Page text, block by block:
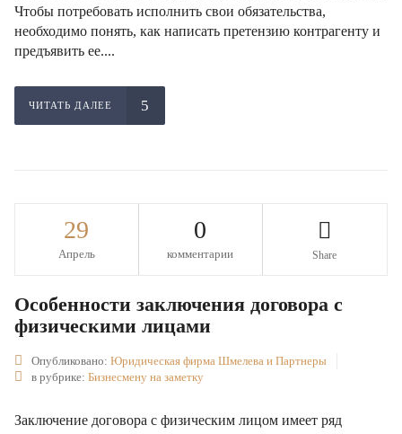
Чтобы потребовать исполнить свои обязательства,
необходимо понять, как написать претензию контрагенту и
предъявить ее....
ЧИТАТЬ ДАЛЕЕ
29
Апрель
0
комментарии Share
Особенности заключения договора с
физическими лицами
Опубликовано: Юридическая фирма Шмелева и Партнеры
в рубрике: Бизнесмену на заметку
Заключение договора с физическим лицом имеет ряд